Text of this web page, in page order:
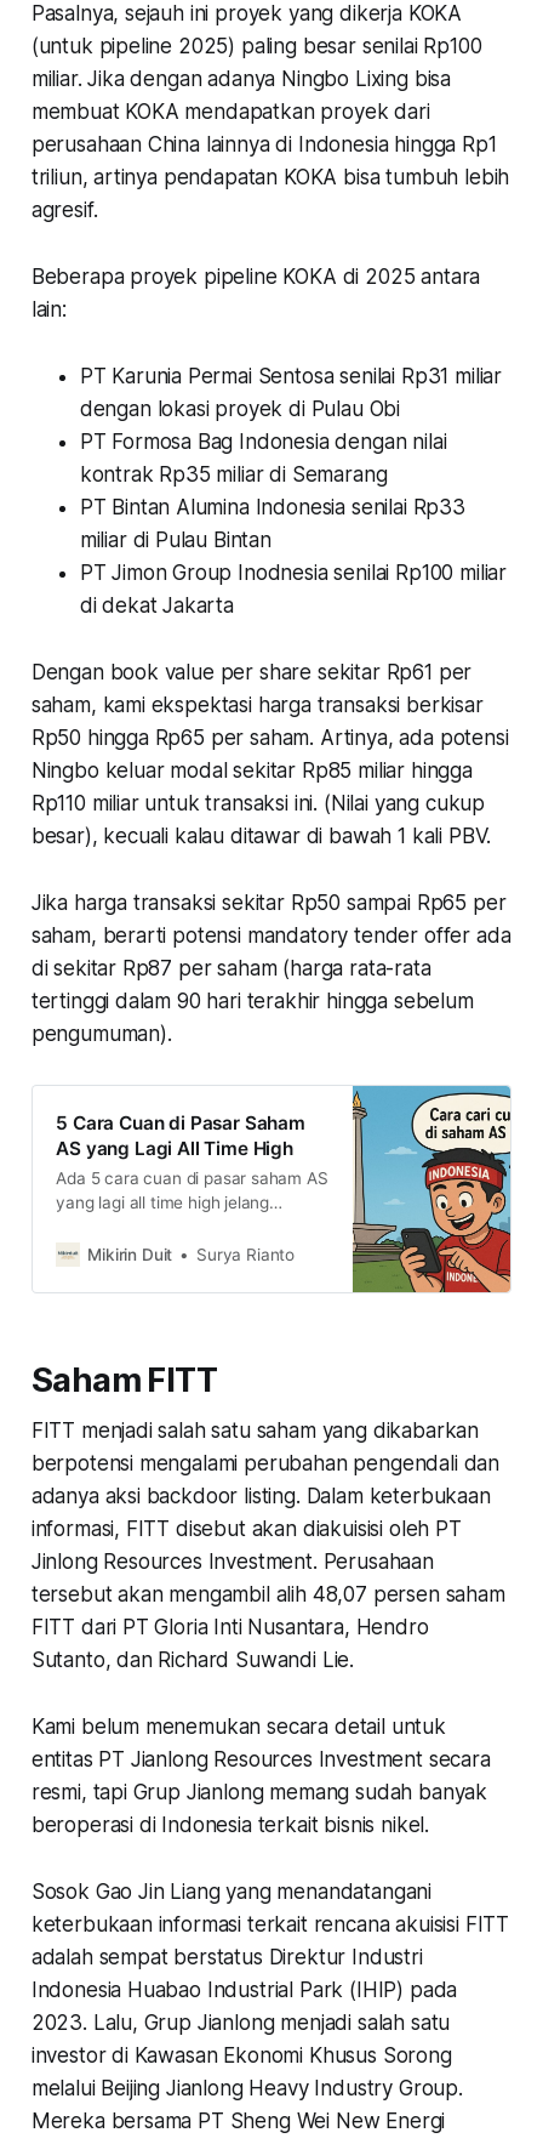
Pasalnya, sejauh ini proyek yang dikerja KOKA
(untuk pipeline 2025) paling besar senilai Rp100
miliar. Jika dengan adanya Ningbo Lixing bisa
membuat KOKA mendapatkan proyek dari
perusahaan China lainnya di Indonesia hingga Rp1
triliun, artinya pendapatan KOKA bisa tumbuh lebih
agresif.
Beberapa proyek pipeline KOKA di 2025 antara
lain:
PT Karunia Permai Sentosa senilai Rp31 miliar
dengan lokasi proyek di Pulau Obi
PT Formosa Bag Indonesia dengan nilai
kontrak Rp35 miliar di Semarang
PT Bintan Alumina Indonesia senilai Rp33
miliar di Pulau Bintan
PT Jimon Group Inodnesia senilai Rp100 miliar
di dekat Jakarta
Dengan book value per share sekitar Rp61 per
saham, kami ekspektasi harga transaksi berkisar
Rp50 hingga Rp65 per saham. Artinya, ada potensi
Ningbo keluar modal sekitar Rp85 miliar hingga
Rp110 miliar untuk transaksi ini. (Nilai yang cukup
besar), kecuali kalau ditawar di bawah 1 kali PBV.
Jika harga transaksi sekitar Rp50 sampai Rp65 per
saham, berarti potensi mandatory tender offer ada
di sekitar Rp87 per saham (harga rata-rata
tertinggi dalam 90 hari terakhir hingga sebelum
pengumuman).
5 Cara Cuan di Pasar Saham
AS yang Lagi All Time High
Ada 5 cara cuan di pasar saham AS
yang lagi all time high jelang
Simak caranya di sini
Mikirin Duit Surya Rianto
Saham FITT
FITT menjadi salah satu saham yang dikabarkan
berpotensi mengalami perubahan pengendali dan
adanya aksi backdoor listing. Dalam keterbukaan
informasi, FITT disebut akan diakuisisi oleh PT
Jinlong Resources Investment. Perusahaan
tersebut akan mengambil alih 48,07 persen saham
FITT dari PT Gloria Inti Nusantara, Hendro
Sutanto, dan Richard Suwandi Lie.
Kami belum menemukan secara detail untuk
entitas PT Jianlong Resources Investment secara
resmi, tapi Grup Jianlong memang sudah banyak
beroperasi di Indonesia terkait bisnis nikel.
Sosok Gao Jin Liang yang menandatangani
keterbukaan informasi terkait rencana akuisisi FITT
adalah sempat berstatus Direktur Industri
Indonesia Huabao Industrial Park (IHIP) pada
2023. Lalu, Grup Jianlong menjadi salah satu
investor di Kawasan Ekonomi Khusus Sorong
melalui Beijing Jianlong Heavy Industry Group.
Mereka bersama PT Sheng Wei New Energi